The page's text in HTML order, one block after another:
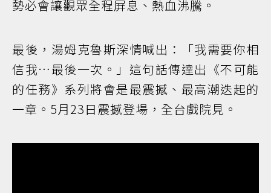
勢必會讓觀眾全程屏息、熱血沸騰。
最後，湯姆克魯斯深情喊出：「我需要你相
信我…最後一次。」這句話傳達出《不可能
的任務》系列將會是最震撼、最高潮迭起的
一章。5月23日震撼登場，全台戲院見。